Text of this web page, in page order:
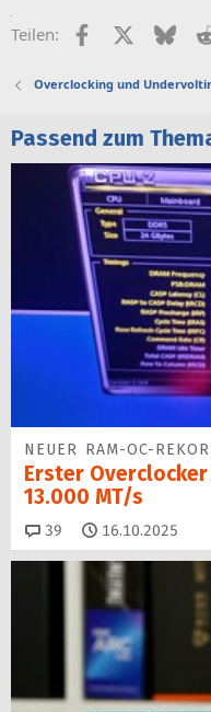
Teilen: FacebookX (Twitter)
Overclocking und
Passend zum
NEUER RAM-OC-
Erster
13.000 MT/s
39 Kommentare
16.10.2025